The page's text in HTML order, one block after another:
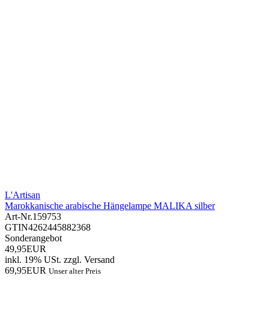
L'Artisan
Marokkanische arabische Hängelampe MALIKA silber
Art-Nr.159753
GTIN4262445882368
Sonderangebot
49,95EUR
inkl. 19% USt. zzgl. Versand
69,95EUR Unser alter Preis